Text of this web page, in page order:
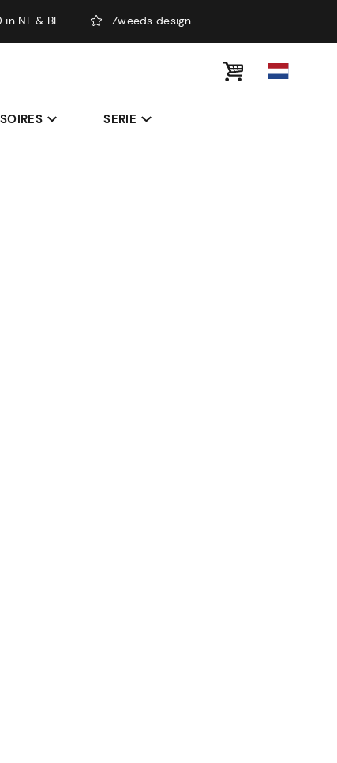
NL & BE Zweeds design
SERIE